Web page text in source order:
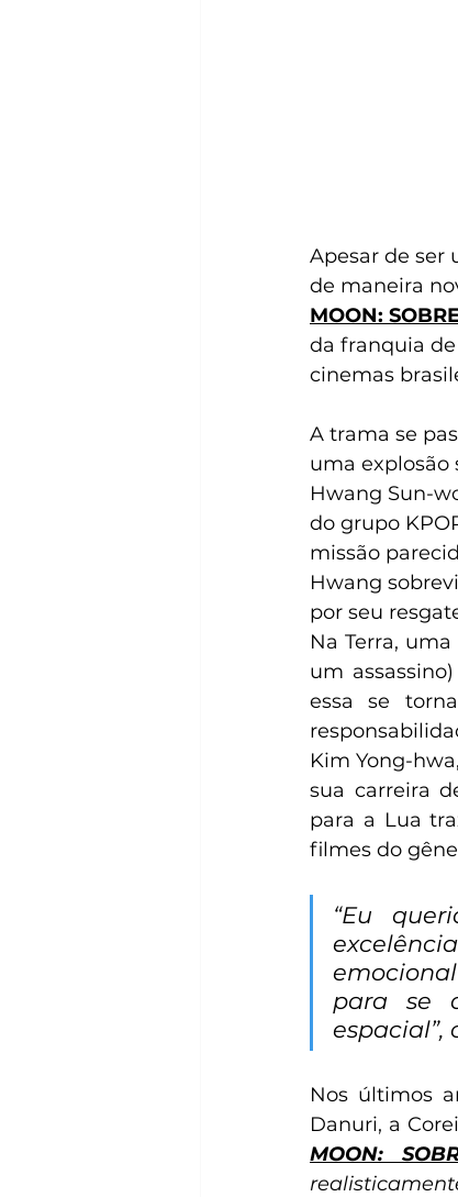
Apesar de ser
de maneira
MOON:
da franquia de
cinemas
A trama se
uma explosão
Hwang Sun-
do grupo
missão
Hwang
por seu
Na Terra,
um
essa se
Kim Yong-
sua carreira
para a Lua
filmes do
“Eu
para se
espacial”,
Nos últimos
Danuri, a
MOON: